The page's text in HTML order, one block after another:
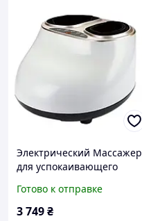
Электрический Массажер
для успокаивающего
терапии для усталых ног
и стоп
Готово к отправке
3 749₴